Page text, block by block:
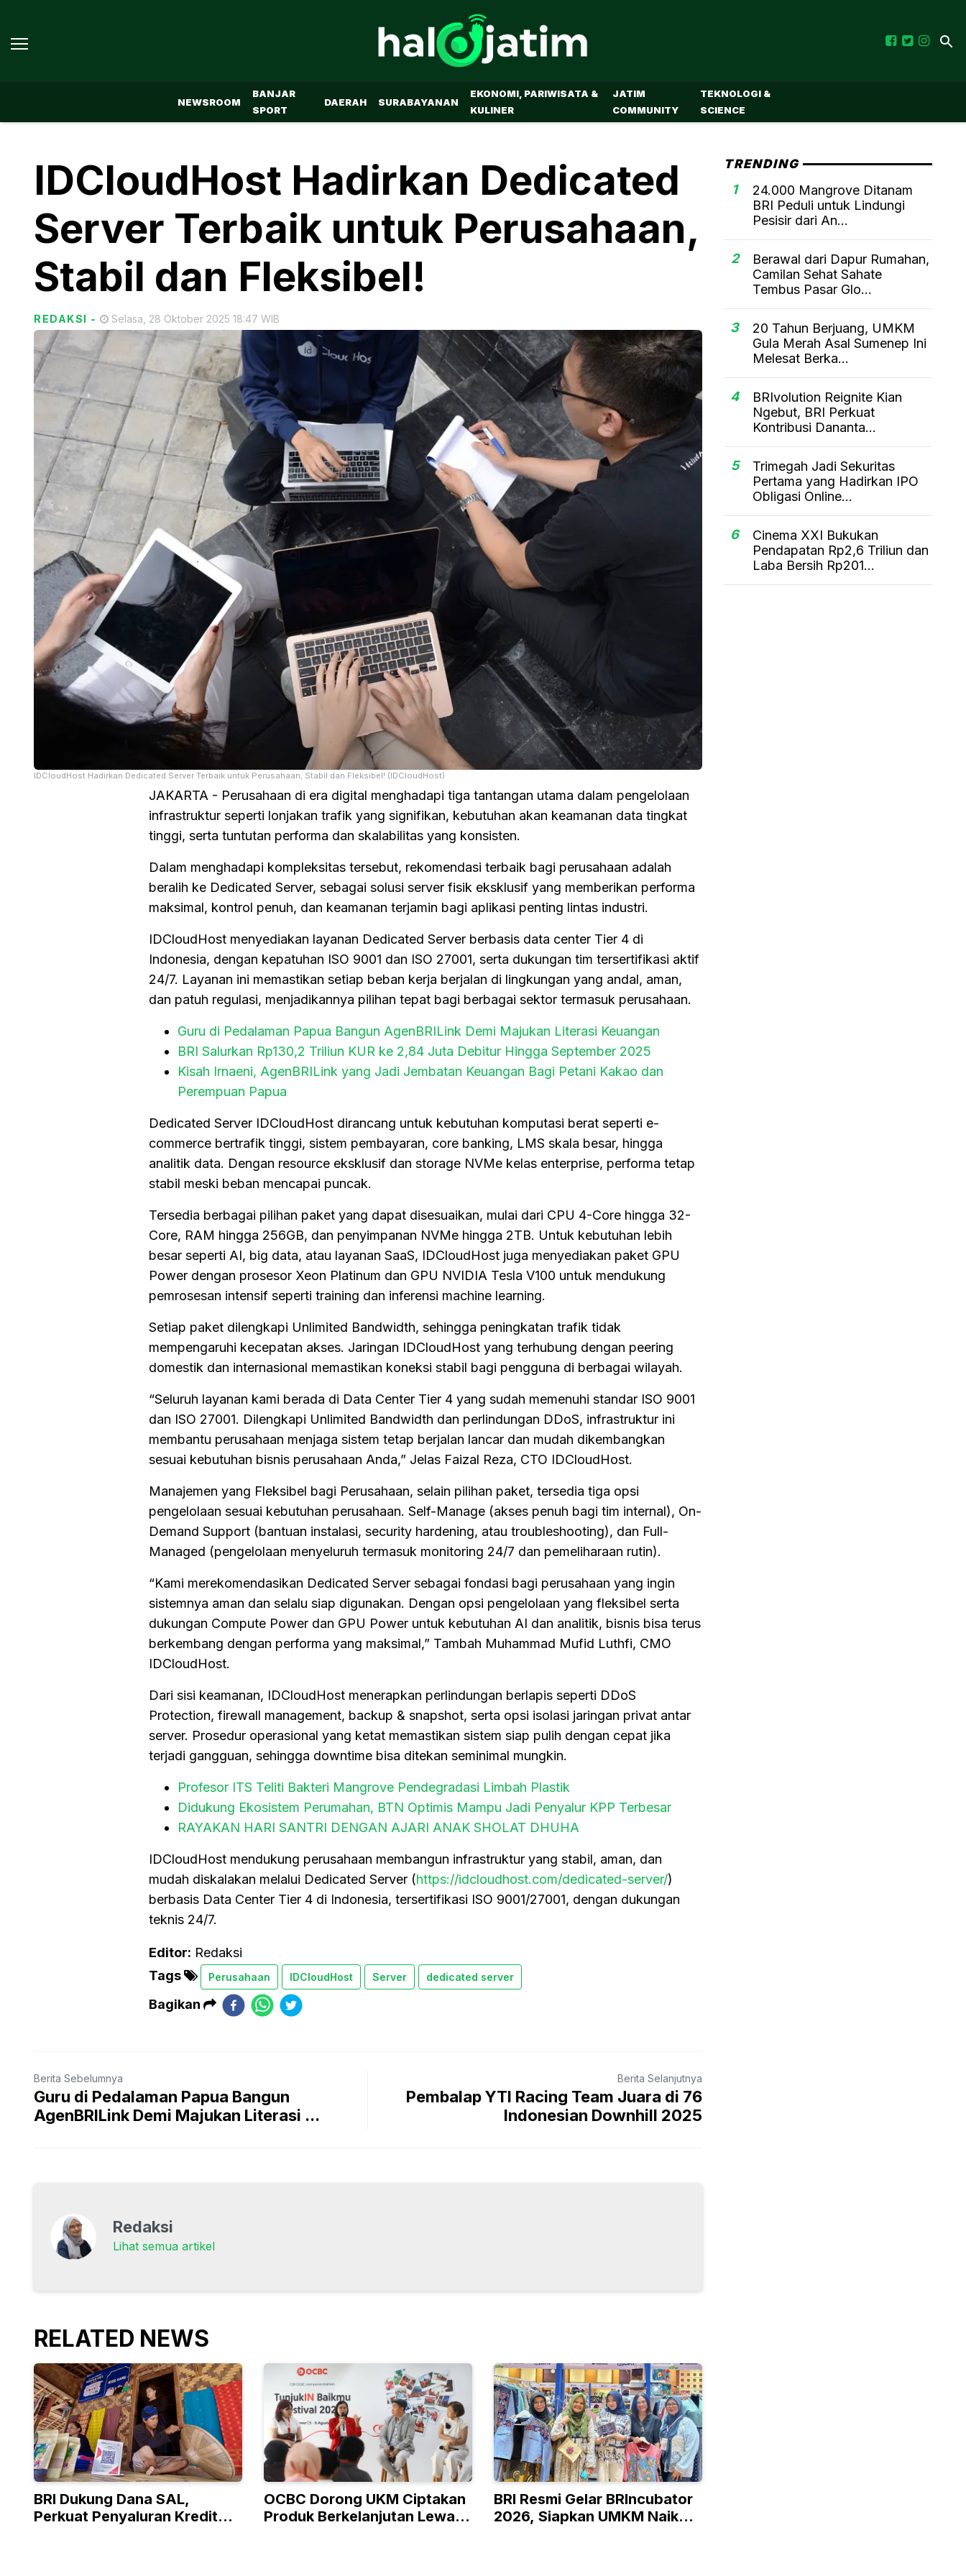
NEWSROOM
BANJAR
SPORT
DAERAH SURABAYANAN
EKONOMI, PARIWISATA &
KULINER
JATIM
COMMUNITY
TEKNOLOGI &
SCIENCE
IDCloudHost Hadirkan Dedicated
Server Terbaik untuk Perusahaan,
Stabil dan Fleksibel!
REDAKSI - Selasa, 28 Oktober 2025 18:47 WIB
IDCloudHost Hadirkan Dedicated Server Terbaik untuk Perusahaan, Stabil dan Fleksibel! (IDCloudHost)
JAKARTA - Perusahaan di era digital menghadapi tiga tantangan utama dalam pengelolaan
infrastruktur seperti lonjakan trafik yang signifikan, kebutuhan akan keamanan data tingkat
tinggi, serta tuntutan performa dan skalabilitas yang konsisten.
Dalam menghadapi kompleksitas tersebut, rekomendasi terbaik bagi perusahaan adalah
beralih ke Dedicated Server, sebagai solusi server fisik eksklusif yang memberikan performa
maksimal, kontrol penuh, dan keamanan terjamin bagi aplikasi penting lintas industri.
IDCloudHost menyediakan layanan Dedicated Server berbasis data center Tier 4 di
Indonesia, dengan kepatuhan ISO 9001 dan ISO 27001, serta dukungan tim tersertifikasi aktif
24/7. Layanan ini memastikan setiap beban kerja berjalan di lingkungan yang andal, aman,
dan patuh regulasi, menjadikannya pilihan tepat bagi berbagai sektor termasuk perusahaan.
Guru di Pedalaman Papua Bangun AgenBRILink Demi Majukan Literasi Keuangan
BRI Salurkan Rp130,2 Triliun KUR ke 2,84 Juta Debitur Hingga September 2025
Kisah Irnaeni, AgenBRILink yang Jadi Jembatan Keuangan Bagi Petani Kakao dan
Perempuan Papua
Dedicated Server IDCloudHost dirancang untuk kebutuhan komputasi berat seperti e-
commerce bertrafik tinggi, sistem pembayaran, core banking, LMS skala besar, hingga
analitik data. Dengan resource eksklusif dan storage NVMe kelas enterprise, performa tetap
stabil meski beban mencapai puncak.
Tersedia berbagai pilihan paket yang dapat disesuaikan, mulai dari CPU 4-Core hingga 32-
Core, RAM hingga 256GB, dan penyimpanan NVMe hingga 2TB. Untuk kebutuhan lebih
besar seperti AI, big data, atau layanan SaaS, IDCloudHost juga menyediakan paket GPU
Power dengan prosesor Xeon Platinum dan GPU NVIDIA Tesla V100 untuk mendukung
pemrosesan intensif seperti training dan inferensi machine learning.
Setiap paket dilengkapi Unlimited Bandwidth, sehingga peningkatan trafik tidak
mempengaruhi kecepatan akses. Jaringan IDCloudHost yang terhubung dengan peering
domestik dan internasional memastikan koneksi stabil bagi pengguna di berbagai wilayah.
“Seluruh layanan kami berada di Data Center Tier 4 yang sudah memenuhi standar ISO 9001
dan ISO 27001. Dilengkapi Unlimited Bandwidth dan perlindungan DDoS, infrastruktur ini
membantu perusahaan menjaga sistem tetap berjalan lancar dan mudah dikembangkan
sesuai kebutuhan bisnis perusahaan Anda,” Jelas Faizal Reza, CTO IDCloudHost.
Manajemen yang Fleksibel bagi Perusahaan, selain pilihan paket, tersedia tiga opsi
pengelolaan sesuai kebutuhan perusahaan. Self-Manage (akses penuh bagi tim internal), On-
Demand Support (bantuan instalasi, security hardening, atau troubleshooting), dan Full-
Managed (pengelolaan menyeluruh termasuk monitoring 24/7 dan pemeliharaan rutin).
“Kami merekomendasikan Dedicated Server sebagai fondasi bagi perusahaan yang ingin
sistemnya aman dan selalu siap digunakan. Dengan opsi pengelolaan yang fleksibel serta
dukungan Compute Power dan GPU Power untuk kebutuhan AI dan analitik, bisnis bisa terus
berkembang dengan performa yang maksimal,” Tambah Muhammad Mufid Luthfi, CMO
IDCloudHost.
Dari sisi keamanan, IDCloudHost menerapkan perlindungan berlapis seperti DDoS
Protection, firewall management, backup & snapshot, serta opsi isolasi jaringan privat antar
server. Prosedur operasional yang ketat memastikan sistem siap pulih dengan cepat jika
terjadi gangguan, sehingga downtime bisa ditekan seminimal mungkin.
Profesor ITS Teliti Bakteri Mangrove Pendegradasi Limbah Plastik
Didukung Ekosistem Perumahan, BTN Optimis Mampu Jadi Penyalur KPP Terbesar
RAYAKAN HARI SANTRI DENGAN AJARI ANAK SHOLAT DHUHA
IDCloudHost mendukung perusahaan membangun infrastruktur yang stabil, aman, dan
mudah diskalakan melalui Dedicated Server (https://idcloudhost.com/dedicated-server/)
berbasis Data Center Tier 4 di Indonesia, tersertifikasi ISO 9001/27001, dengan dukungan
teknis 24/7.
Editor: Redaksi
Tags
Perusahaan IDCloudHost Server dedicated server
Bagikan
Berita Sebelumnya
Guru di Pedalaman Papua Bangun
AgenBRILink Demi Majukan Literasi ...
Berita Selanjutnya
Pembalap YTI Racing Team Juara di 76
Indonesian Downhill 2025
Redaksi
Lihat semua artikel
RELATED NEWS
BRI Dukung Dana SAL,
Perkuat Penyaluran Kredit
OCBC Dorong UKM Ciptakan
Produk Berkelanjutan Lewat
BRI Resmi Gelar BRIncubator
2026, Siapkan UMKM Naik
TRENDING
1
24.000 Mangrove Ditanam
BRI Peduli untuk Lindungi
Pesisir dari An...
2
Berawal dari Dapur Rumahan,
Camilan Sehat Sahate
Tembus Pasar Glo...
3
20 Tahun Berjuang, UMKM
Gula Merah Asal Sumenep Ini
Melesat Berka...
4
BRIvolution Reignite Kian
Ngebut, BRI Perkuat
Kontribusi Dananta...
5
Trimegah Jadi Sekuritas
Pertama yang Hadirkan IPO
Obligasi Online...
6
Cinema XXI Bukukan
Pendapatan Rp2,6 Triliun dan
Laba Bersih Rp201...